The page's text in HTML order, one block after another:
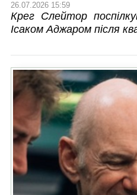
26.07.2026 15:59
Крег Слейтор
Ісаком Аджаром після